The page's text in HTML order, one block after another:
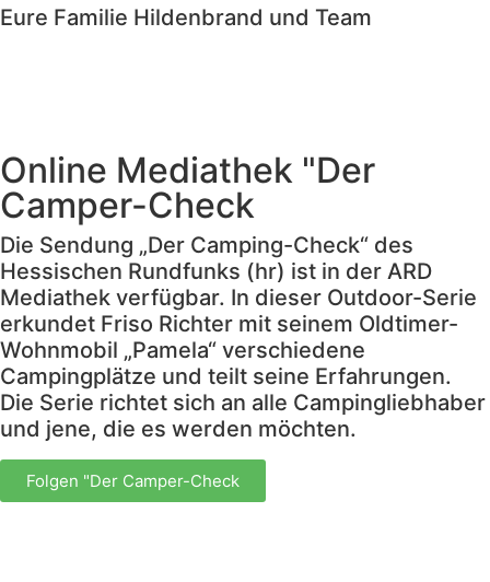
Eure Familie Hildenbrand und Team
Online Mediathek "Der
Camper-Check
Die Sendung „Der Camping-Check“ des
Hessischen Rundfunks (hr) ist in der ARD
Mediathek verfügbar. In dieser Outdoor-Serie
erkundet Friso Richter mit seinem Oldtimer-
Wohnmobil „Pamela“ verschiedene
Campingplätze und teilt seine Erfahrungen.
Die Serie richtet sich an alle Campingliebhaber
und jene, die es werden möchten.
Folgen "Der Camper-Check